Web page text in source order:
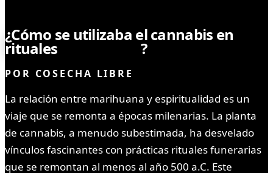
¿Cómo se utilizaba el cannabis en
rituales ?
POR COSECHA LIBRE
La relación entre marihuana y espiritualidad es un
viaje que se remonta a épocas milenarias. La planta
de cannabis, a menudo subestimada, ha desvelado
vínculos fascinantes con prácticas rituales funerarias
que se remontan al menos al año 500 a.C. Este